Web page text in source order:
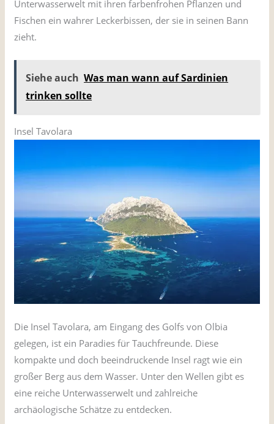
Unterwasserwelt mit ihren farbenfrohen Pflanzen und
Fischen ein wahrer Leckerbissen, der sie in seinen Bann
zieht.
Siehe auch Was man wann auf Sardinien
trinken sollte
Insel Tavolara
Die Insel Tavolara, am Eingang des Golfs von Olbia
gelegen, ist ein Paradies für Tauchfreunde. Diese
kompakte und doch beeindruckende Insel ragt wie ein
großer Berg aus dem Wasser. Unter den Wellen gibt es
eine reiche Unterwasserwelt und zahlreiche
archäologische Schätze zu entdecken.